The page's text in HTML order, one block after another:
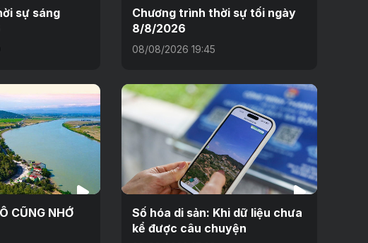
sự sáng
Chương trình thời sự tối ngày
8/8/2026
08/08/2026 19:45
CŨNG NHỚ
Số hóa di sản: Khi dữ liệu chưa
kể được câu chuyện